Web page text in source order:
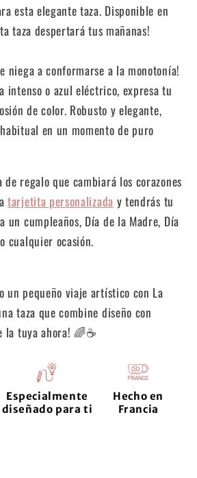
esta elegante taza. Disponible en
taza despertará tus mañanas!
niega a conformarse a la monotonía!
intenso o azul eléctrico, expresa tu
de color. Robusto y elegante,
en un momento de puro
de regalo que cambiará los corazones
tarjetita personalizada y tendrás tu
un cumpleaños, Día de la Madre, Día
cualquier ocasión.
un pequeño viaje artístico con La
taza que combine diseño con
la tuya ahora! 🌈☕
Especialmente
diseñado para ti
Hecho en
Francia